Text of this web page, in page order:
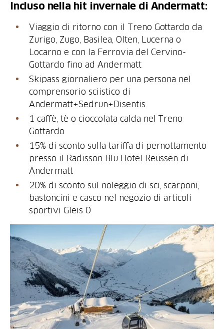
Incluso nella hit invernale di Andermatt:
Viaggio di ritorno con il Treno Gottardo da
Zurigo, Zugo, Basilea, Olten, Lucerna o
Locarno e con la Ferrovia del Cervino-
Gottardo fino ad Andermatt
Skipass giornaliero per una persona nel
comprensorio sciistico di
Andermatt+Sedrun+Disentis
1 caffè, tè o cioccolata calda nel Treno
15% di sconto sulla tariffa di pernottamento
presso il Radisson Blu Hotel Reussen di
Andermatt
20% di sconto sul noleggio di sci, scarponi,
bastoncini e casco nel negozio di articoli
sportivi Gleis 0